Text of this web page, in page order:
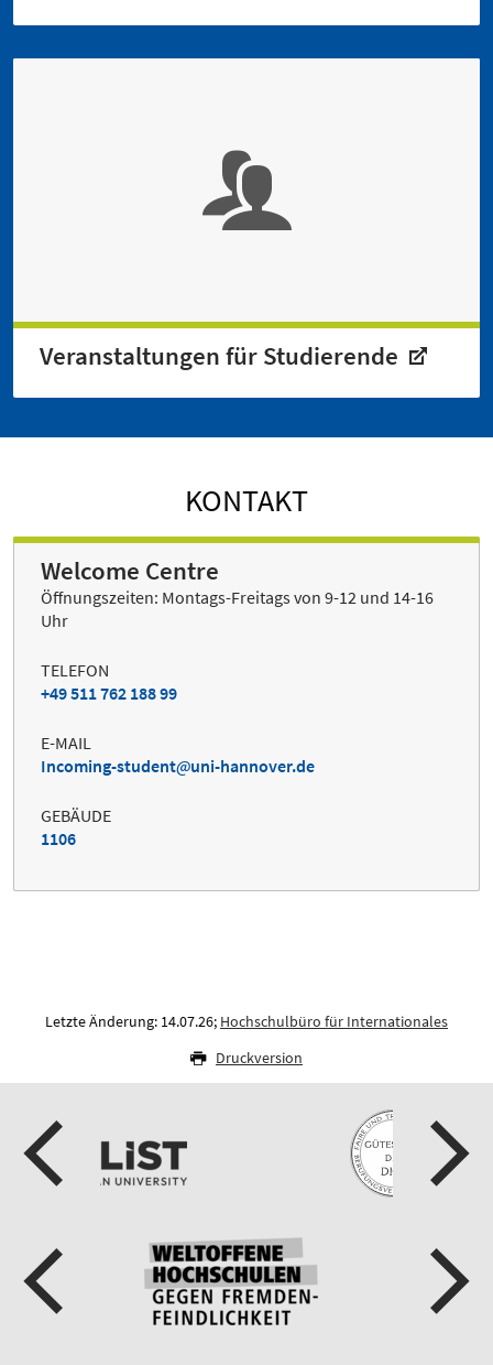
Veranstaltungen für Studierende
KONTAKT
Welcome Centre
Öffnungszeiten: Montags-Freitags von 9-12 und 14-16
Uhr
TELEFON
+49 511 762 188 99
E-MAIL
Incoming-student
uni-hannover.de
GEBÄUDE
1106
Letzte Änderung: 14.07.26; Hochschulbüro für Internationales
Druckversion